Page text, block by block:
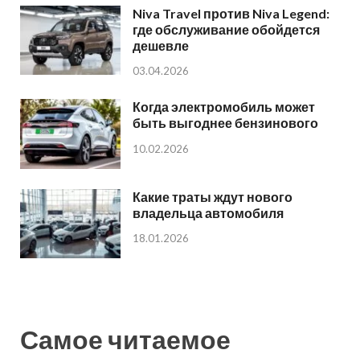
Niva Travel против Niva Legend:
где обслуживание обойдется
дешевле
03.04.2026
Когда электромобиль может
быть выгоднее бензинового
10.02.2026
Какие траты ждут нового
владельца автомобиля
18.01.2026
Самое читаемое